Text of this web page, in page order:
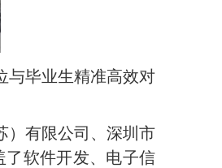
与毕业生精准高效对
）有限公司、深圳市
了软件开发、电子信